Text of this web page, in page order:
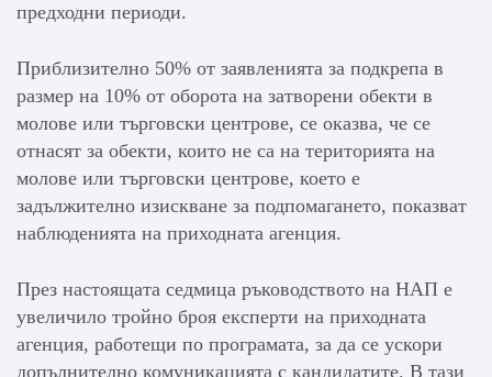
предходни периоди.
Приблизително 50% от заявленията за подкрепа в
размер на 10% от оборота на затворени обекти в
молове или търговски центрове, се оказва, че се
отнасят за обекти, които не са на територията на
молове или търговски центрове, което е
задължително изискване за подпомагането, показват
наблюденията на приходната агенция.
През настоящата седмица ръководството на НАП е
увеличило тройно броя експерти на приходната
агенция, работещи по програмата, за да се ускори
допълнително комуникацията с кандидатите. В тази